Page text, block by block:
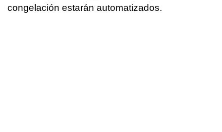
congelación estarán automatizados.